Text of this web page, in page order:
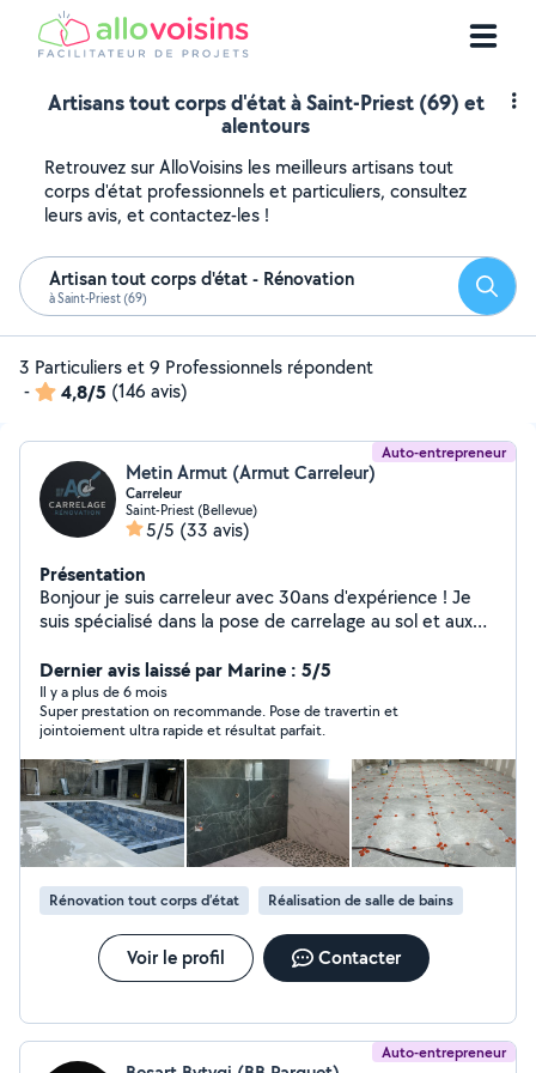
Artisans tout corps d'état à Saint-Priest (69) et
alentours
Retrouvez sur AlloVoisins les meilleurs artisans tout
corps d'état professionnels et particuliers, consultez
leurs avis, et contactez-les !
Artisan tout corps d'état - Rénovation
à Saint-Priest (69)
3 Particuliers et 9 Professionnels répondent
-
4,8/5 (146 avis)
Auto-entrepreneur
Metin Armut (Armut Carreleur)
Carreleur
Saint-Priest (Bellevue)
5/5 (33 avis)
Présentation
Bonjour je suis carreleur avec 30ans d'expérience ! Je
suis spécialisé dans la pose de carrelage au sol et aux
matériaux. J'interviens pour la pose de mosaïque, de
parements et de faïence, ainsi que pour l'habillage de
baignoires et de douches, y compris les douches
italienne. Je réalise également le ragréage pour corriger
les irrégularités du sol, l'étanchéité des douches pour
une protection durable contre l'humidité, Chaque projet
est réalisé avec soin et précision pour garantir un
résultat esthétique et durable. Déplacement et devis
gratuits sous 24h. N'hésitez pas à me contacter pour
discuter de votre projet !
Dernier avis laissé par Marine : 5/5
Il y a plus de 6 mois
Super prestation on recommande. Pose de travertin et
jointoiement ultra rapide et résultat parfait.
Rénovation tout corps d’état Réalisation de salle de bains
Voir le profil Contacter
Auto-entrepreneur